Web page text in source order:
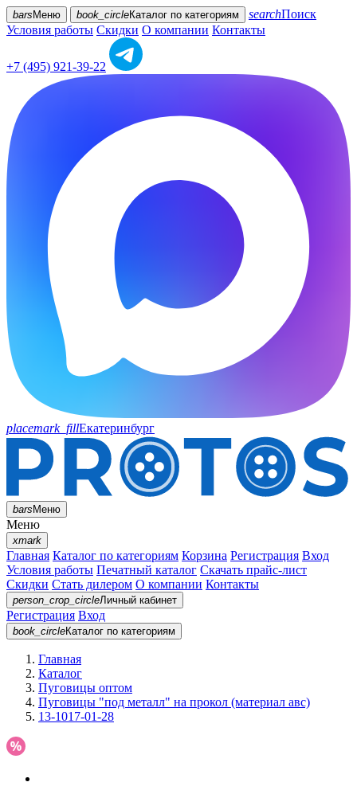
bars Меню book_circleКаталог по категориям searchПоиск
Условия работы Скидки О компании Контакты
+7 (495) 921-39-22
placemark_fillЕкатеринбург
barsМеню
Меню
xmark
Главная Каталог по категориям Корзина Регистрация Вход
Условия работы Печатный каталог Скачать прайс-лист
Скидки Стать дилером О компании Контакты
person_crop_circleЛичный кабинет
Регистрация Вход
book_circleКаталог по категориям
Главная
Каталог
Пуговицы оптом
Пуговицы "под металл" на прокол (материал авс)
13-1017-01-28